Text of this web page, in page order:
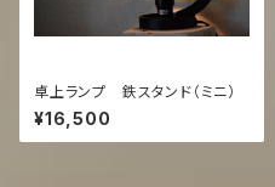
卓上ランプ 鉄スタンド（ミニ）
¥16,500